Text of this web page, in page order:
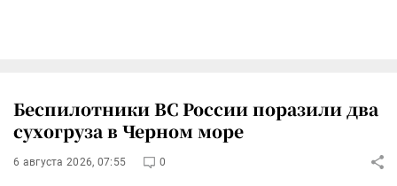
Беспилотники ВС России поразили два
сухогруза в Черном море
6 августа 2026, 07:55 0